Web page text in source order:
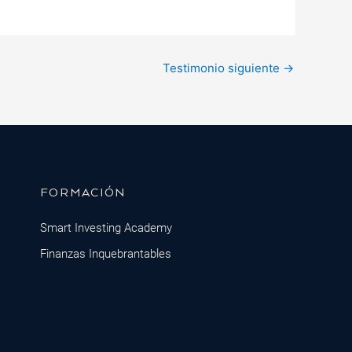
Testimonio siguiente →
FORMACIÓN
Smart Investing Academy
Finanzas Inquebrantables